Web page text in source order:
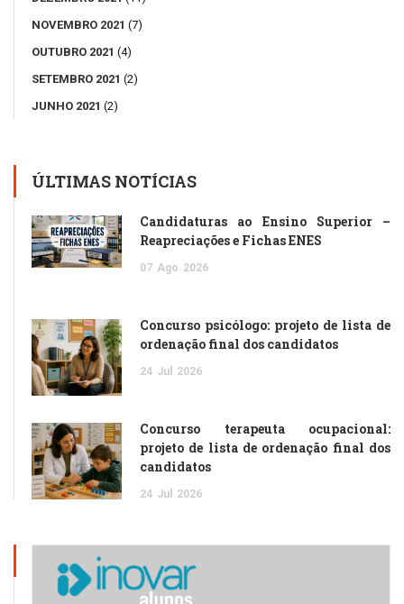
NOVEMBRO 2021 (7)
OUTUBRO 2021 (4)
SETEMBRO 2021 (2)
JUNHO 2021 (2)
ÚLTIMAS NOTÍCIAS
Candidaturas ao Ensino Superior –
Reapreciações e Fichas ENES
07 Ago 2026
Concurso psicólogo: projeto de lista de
ordenação final dos candidatos
24 Jul 2026
Concurso terapeuta ocupacional:
projeto de lista de ordenação final dos
candidatos
24 Jul 2026